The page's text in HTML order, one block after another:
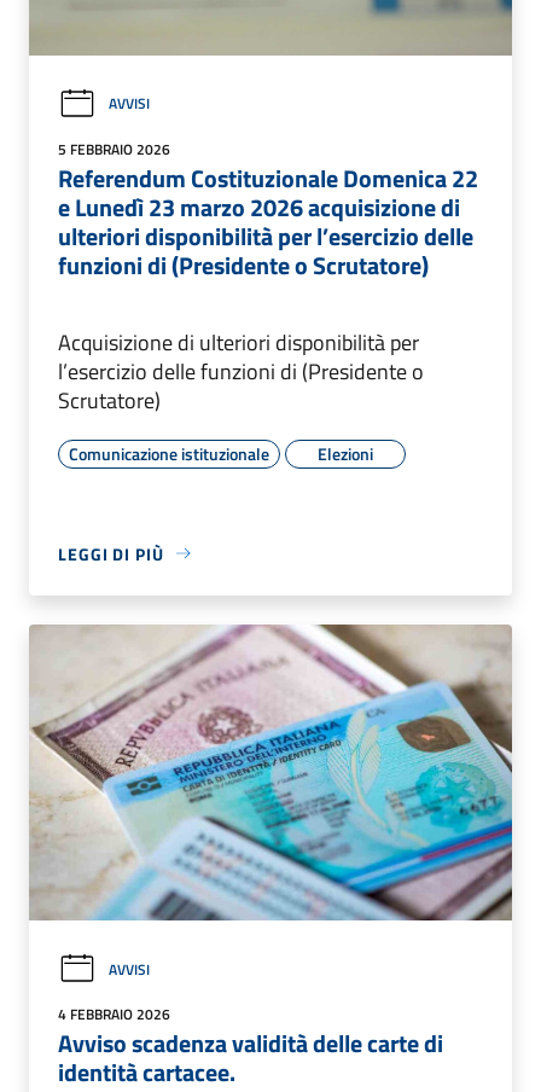
AVVISI
5 FEBBRAIO 2026
Referendum Costituzionale Domenica 22
e Lunedì 23 marzo 2026 acquisizione di
ulteriori disponibilità per l’esercizio delle
funzioni di (Presidente o Scrutatore)
Acquisizione di ulteriori disponibilità per
l’esercizio delle funzioni di (Presidente o
Scrutatore)
Comunicazione istituzionale Elezioni
LEGGI DI PIÙ
AVVISI
4 FEBBRAIO 2026
Avviso scadenza validità delle carte di
identità cartacee.